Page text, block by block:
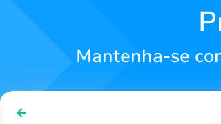
Mantenha-se